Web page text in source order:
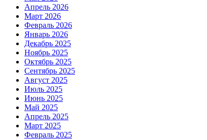
Апрель 2026
Март 2026
Февраль 2026
Январь 2026
Декабрь 2025
Ноябрь 2025
Октябрь 2025
Сентябрь 2025
Август 2025
Июль 2025
Июнь 2025
Май 2025
Апрель 2025
Март 2025
Февраль 2025